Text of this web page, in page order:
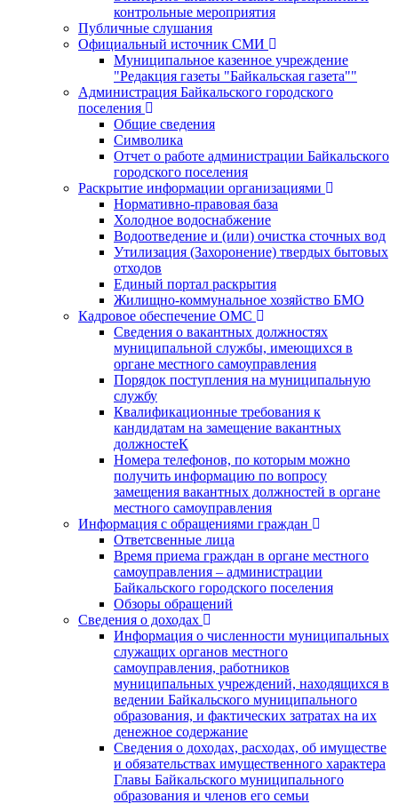
контрольные мероприятия
Публичные слушания
Официальный источник СМИ
Муниципальное казенное учреждение
"Редакция газеты "Байкальская газета""
Администрация Байкальского городского
поселения
Общие сведения
Символика
Отчет о работе администрации Байкальского
городского поселения
Раскрытие информации организациями
Нормативно-правовая база
Холодное водоснабжение
Водоотведение и (или) очистка сточных вод
Утилизация (Захоронение) твердых бытовых
отходов
Единый портал раскрытия
Жилищно-коммунальное хозяйство БМО
Кадровое обеспечение ОМС
Сведения о вакантных должностях
муниципальной службы, имеющихся в
органе местного самоуправления
Порядок поступления на муниципальную
службу
Квалификационные требования к
кандидатам на замещение вакантных
должностеК
Номера телефонов, по которым можно
получить информацию по вопросу
замещения вакантных должностей в органе
местного самоуправления
Информация с обращениями граждан
Ответсвенные лица
Время приема граждан в органе местного
самоуправления – администрации
Байкальского городского поселения
Обзоры обращений
Сведения о доходах
Информация о численности муниципальных
служащих органов местного
самоуправления, работников
муниципальных учреждений, находящихся в
ведении Байкальского муниципального
образования, и фактических затратах на их
денежное содержание
Сведения о доходах, расходах, об имуществе
и обязательствах имущественного характера
Главы Байкальского муниципального
образования и членов его семьи